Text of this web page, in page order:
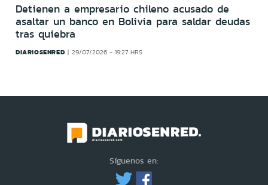
Detienen a empresario chileno acusado de
asaltar un banco en Bolivia para saldar deudas
tras quiebra
DIARIOSENRED 29/07/2026 - 19:27 HRS
Síguenos en: